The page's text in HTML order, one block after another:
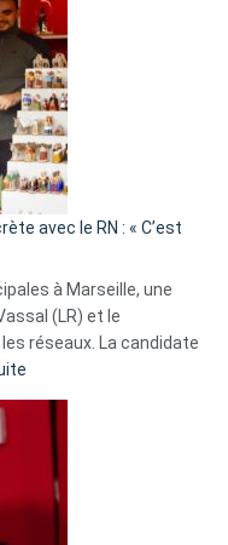
Algérie
avec le RN : « C’est
à Marseille, une
(LR) et le
réseaux. La candidate
Martine
Vassal
d’alliance
secrète